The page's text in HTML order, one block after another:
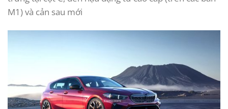
M1) và cản sau mới